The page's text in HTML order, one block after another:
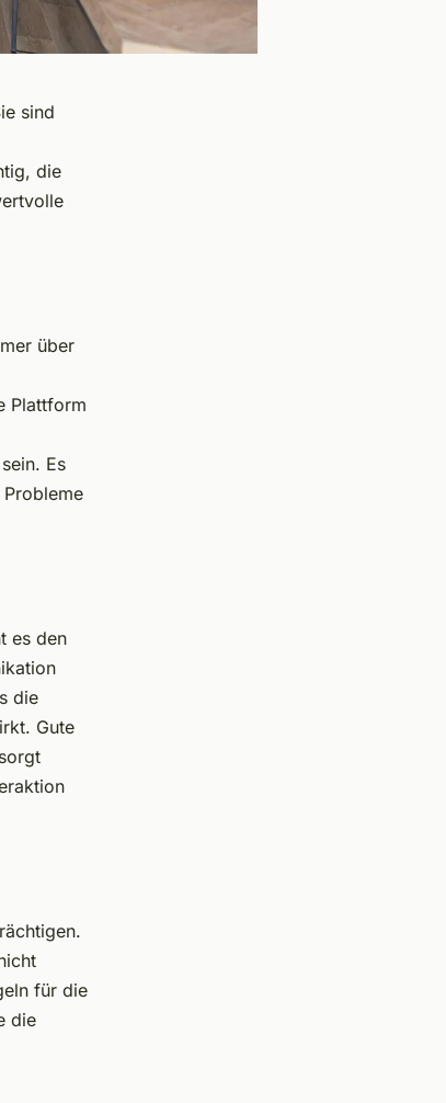
sind
die
über
Plattform
Es
es den
die
Gute
für die
die